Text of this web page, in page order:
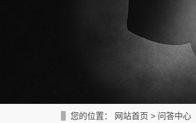
您的位置： 网站首页 > 问答中心